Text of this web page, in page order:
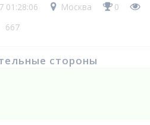
01:28:06 Москва
0
667
стороны